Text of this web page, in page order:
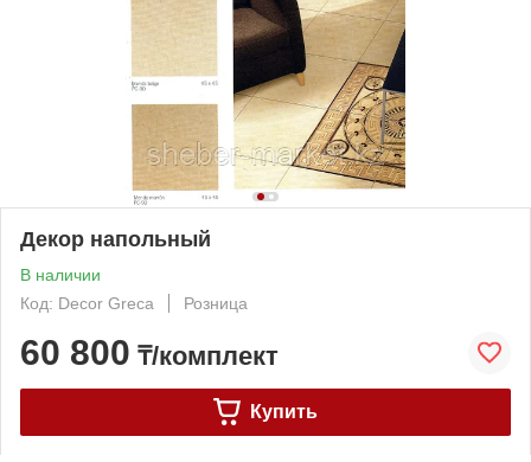
Декор напольный
В наличии
Код: Decor Greca
Розница
60 800 ₸/комплект
Купить